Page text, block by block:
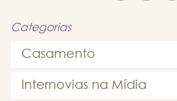
Categorias
Casamento
Internovias na Mídia